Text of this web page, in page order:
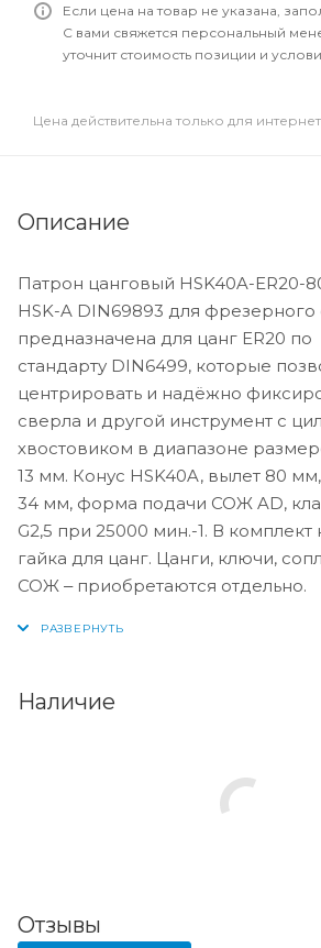
Если цена на товар не указана,
С вами свяжется персональный
уточнит стоимость позиции и
Цена действительна только для
Описание
Патрон цанговый HSK40A-ER20-
HSK-A DIN69893 для фрезерного
предназначена для цанг ER20 по
стандарту DIN6499, которые
центрировать и надёжно
сверла и другой инструмент с
хвостовиком в диапазоне
13 мм. Конус HSK40A, вылет 80
34 мм, форма подачи СОЖ AD,
G2,5 при 25000 мин.-1. В комплект
гайка для цанг. Цанги, ключи,
СОЖ ‒ приобретаются отдельно.
Наличие
Отзывы